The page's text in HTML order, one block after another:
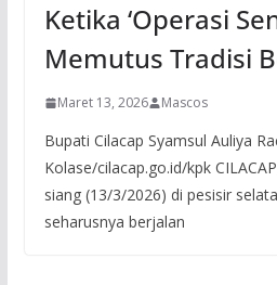
Ketika ‘Operasi
Memutus Tradisi
Maret 13, 2026 Mascos
Bupati Cilacap Syamsul Auliya
Kolase/cilacap.go.id/kpk
siang (13/3/2026) di pesisir
seharusnya berjalan